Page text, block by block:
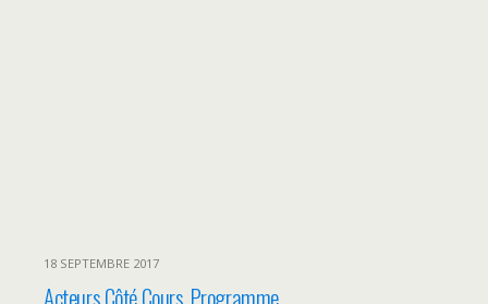
18 SEPTEMBRE 2017
Acteurs Côté Cours, Programme